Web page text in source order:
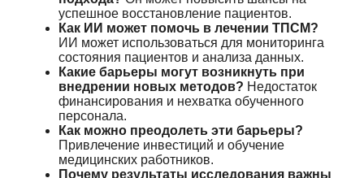
успешное восстановление пациентов.
Как ИИ может помочь в лечении ТПСМ?
ИИ может использоваться для мониторинга
состояния пациентов и анализа данных.
Какие барьеры могут возникнуть при
внедрении новых методов? Недостаток
финансирования и нехватка обученного
персонала.
Как можно преодолеть эти барьеры?
Привлечение инвестиций и обучение
медицинских работников.
Почему результаты исследования важны